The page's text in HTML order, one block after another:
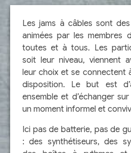
Lesjams à câbles sont
animées par les membres
toutes et à tous. Les
soit leur niveau, viennent
leur choix et se connectent
disposition. Le but est
ensemble et d’échanger
un moment informel et
Ici pas de batterie, pas de
: des synthétiseurs, des